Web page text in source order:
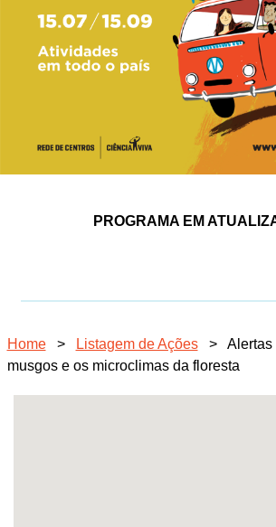
PROGRAMA EM
Home > Listagem de Ações >
Alertas
musgos e os microclimas da floresta